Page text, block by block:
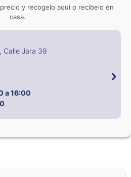
y recogelo aqui o recibelo en
casa.
Calle Jara 39
a 16:00